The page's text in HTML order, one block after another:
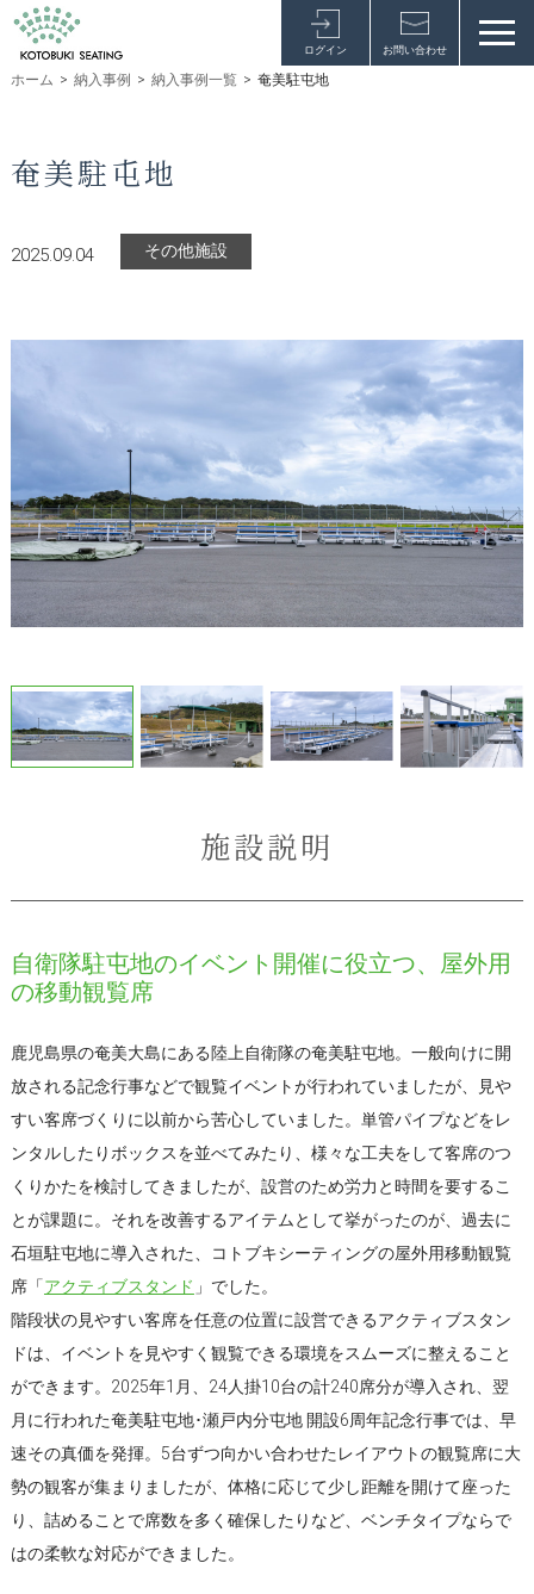
ログイン お問い合わせ
ホーム > 納入事例 > 納入事例一覧 > 奄美駐屯地
奄美駐屯地
2025.09.04 その他施設
施設説明
自衛隊駐屯地のイベント開催に役立つ、屋外用
の移動観覧席
鹿児島県の奄美大島にある陸上自衛隊の奄美駐屯地。一般向けに開
放される記念行事などで観覧イベントが行われていましたが、見や
すい客席づくりに以前から苦心していました。単管パイプなどをレ
ンタルしたりボックスを並べてみたり、様々な工夫をして客席のつ
くりかたを検討してきましたが、設営のため労力と時間を要するこ
とが課題に。それを改善するアイテムとして挙がったのが、過去に
石垣駐屯地に導入された、コトブキシーティングの屋外用移動観覧
席「アクティブスタンド 」でした。
階段状の見やすい客席を任意の位置に設営できるアクティブスタン
ドは、イベントを見やすく観覧できる環境をスムーズに整えること
ができます。2025年1月、24人掛10台の計240席分が導入され、翌
月に行われた奄美駐屯地･瀬戸内分屯地 開設6周年記念行事では、早
速その真価を発揮。5台ずつ向かい合わせたレイアウトの観覧席に大
勢の観客が集まりましたが、体格に応じて少し距離を開けて座った
り、詰めることで席数を多く確保したりなど、ベンチタイプならで
はの柔軟な対応ができました。